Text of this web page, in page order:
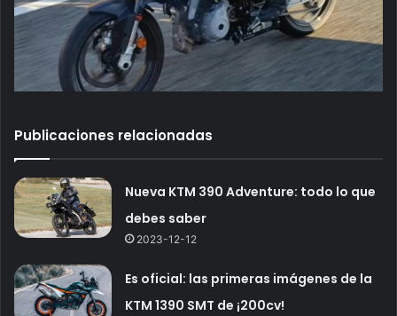
Publicaciones relacionadas
Nueva KTM 390 Adventure: todo lo que
debes saber
2023-12-12
Es oficial: las primeras imágenes de la
KTM 1390 SMT de ¡200cv!